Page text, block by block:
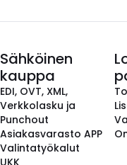
Sähköinen
kauppa
EDI, OVT, XML,
Verkkolasku ja
Punchout
Asiakasvarasto APP
Valintatyökalut
UKK